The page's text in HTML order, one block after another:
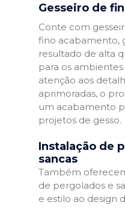
Gesseiro de
Conte com
fino acabamento,
resultado de alta
para os ambientes
atenção aos
aprimoradas, o
um acabamento
projetos de gesso.
Instalação de
sancas
Também
de pergolados e
e estilo ao design